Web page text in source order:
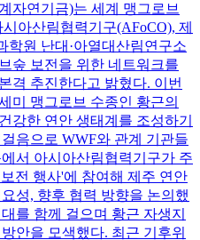
자연기금)는 세계 맹그로브
아산림협력기구(AFoCO), 제
학원 난대·아열대산림연구소
숲 보전을 위한 네트워크를
격 추진한다고 밝혔다. 이번
미 맹그로브 수종인 황근의
강한 연안 생태계를 조성하기
음으로 WWF와 관계 기관들
서 아시아산림협력기구가 주
전 행사'에 참여해 제주 연안
성, 향후 협력 방향을 논의했
를 함께 걸으며 황근 자생지
안을 모색했다. 최근 기후위